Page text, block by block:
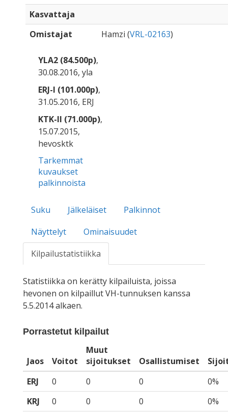
Kasvattaja
Omistajat
Hamzi (VRL-02163)
YLA2 (84.500p),
30.08.2016, yla
ERJ-I (101.000p),
31.05.2016, ERJ
KTK-II (71.000p),
15.07.2015,
hevosktk
Tarkemmat
kuvaukset
palkinnoista
Suku Jälkeläiset
Palkinnot
Näyttelyt
Ominaisuudet
Kilpailustatistiikka
Statistiikka on kerätty kilpailuista, joissa
hevonen on kilpaillut VH-tunnuksen kanssa
5.5.2014 alkaen.
Porrastetut kilpailut
Jaos Voitot
Muut
sijoitukset
Osallistumiset
ERJ
0 0 0
0%
KRJ
0 0 0
0%